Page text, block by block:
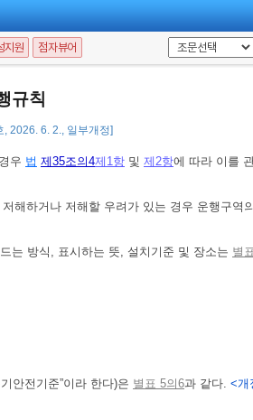
지원 점자뷰어
규칙
2026. 6. 2., 일부개정]
민에게 공람시키는 경우 관할 시ㆍ군ㆍ구의
수렴을 위하여 필요하다고 인정되는 경우 공
서(전자문서로 된 의견서를 포함한다)를 제출
우 법 제35조의4제1항 및 제2항에 따라 이를
해하거나 저해할 우려가 있는 경우 운행구역
는 방식, 표시하는 뜻, 설치기준 및 장소는 별
안전기준”이라 한다)은 별표 5의6과 같다. <개